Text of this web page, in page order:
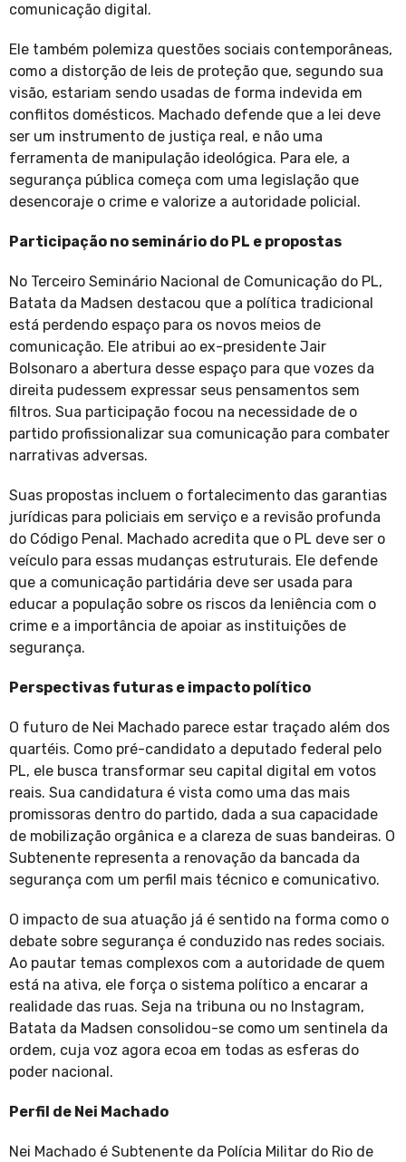
comunicação digital.
Ele também polemiza questões sociais contemporâneas,
como a distorção de leis de proteção que, segundo sua
visão, estariam sendo usadas de forma indevida em
conflitos domésticos. Machado defende que a lei deve
ser um instrumento de justiça real, e não uma
ferramenta de manipulação ideológica. Para ele, a
segurança pública começa com uma legislação que
desencoraje o crime e valorize a autoridade policial.
Participação no seminário do PL e propostas
No Terceiro Seminário Nacional de Comunicação do PL,
Batata da Madsen destacou que a política tradicional
está perdendo espaço para os novos meios de
comunicação. Ele atribui ao ex-presidente Jair
Bolsonaro a abertura desse espaço para que vozes da
direita pudessem expressar seus pensamentos sem
filtros. Sua participação focou na necessidade de o
partido profissionalizar sua comunicação para combater
narrativas adversas.
Suas propostas incluem o fortalecimento das garantias
jurídicas para policiais em serviço e a revisão profunda
do Código Penal. Machado acredita que o PL deve ser o
veículo para essas mudanças estruturais. Ele defende
que a comunicação partidária deve ser usada para
educar a população sobre os riscos da leniência com o
crime e a importância de apoiar as instituições de
segurança.
Perspectivas futuras e impacto político
O futuro de Nei Machado parece estar traçado além dos
quartéis. Como pré-candidato a deputado federal pelo
PL, ele busca transformar seu capital digital em votos
reais. Sua candidatura é vista como uma das mais
promissoras dentro do partido, dada a sua capacidade
de mobilização orgânica e a clareza de suas bandeiras. O
Subtenente representa a renovação da bancada da
segurança com um perfil mais técnico e comunicativo.
O impacto de sua atuação já é sentido na forma como o
debate sobre segurança é conduzido nas redes sociais.
Ao pautar temas complexos com a autoridade de quem
está na ativa, ele força o sistema político a encarar a
realidade das ruas. Seja na tribuna ou no Instagram,
Batata da Madsen consolidou-se como um sentinela da
ordem, cuja voz agora ecoa em todas as esferas do
poder nacional.
Perfil de Nei Machado
Nei Machado é Subtenente da Polícia Militar do Rio de